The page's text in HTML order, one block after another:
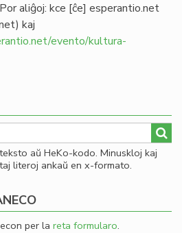
aliĝoj: kce [ĉe] esperantio.net
kaj
evento/kultura-
aŭ HeKo-kodo. Minuskloj kaj
literoj ankaŭ en x-formato.
per la reta formularo.